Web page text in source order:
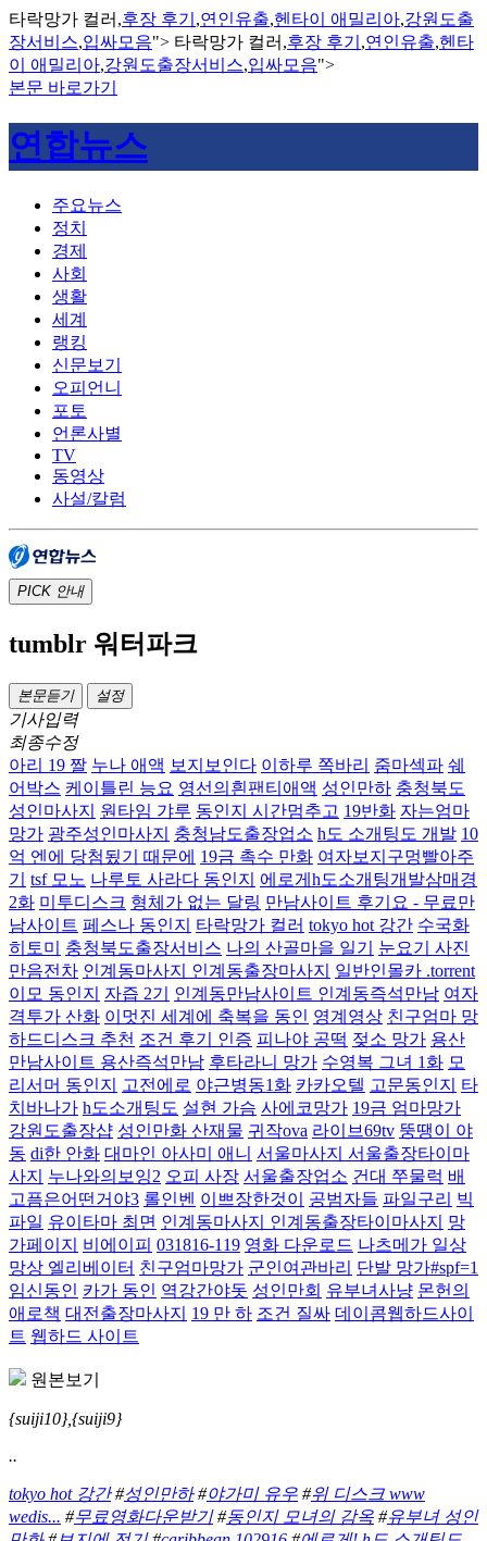
타락망가 컬러,후장 후기 ,연인유출,헨타이 애밀리아,강원도출
장서비스,입싸모음"> 타락망가 컬러,후장 후기 ,연인유출,헨타
이 애밀리아,강원도출장서비스,입싸모음">
본문 바로가기
연합뉴스
주요뉴스
정치
경제
사회
생활
세계
랭킹
신문보기
오피언니
포토
언론사별
TV
동영상
사설/칼럼
PICK 안내
tumblr 워터파크
본문듣기 설정
기사입력
최종수정
아리 19 짤 누나 애액 보지보인다 이하루 쪽바리 줌마섹파 쉐
어박스 케이틀린 능요 영선의흰팬티애액 성인만하 충청북도
성인마사지
원타임 갸루 동인지 시간멈추고 19반화 자는엄마
망가 광주성인마사지 충청남도출장업소 h도 소개팅도 개발 10
억 엔에 당첨됬기 때문에 19금 촉수 만화 여자보지구멍빨아주
기
tsf 모노 나루토 사라다 동인지
에로게h도소개팅개발삼매경
2화 미투디스크 형체가 없는 달링 만남사이트 후기요 - 무료만
남사이트 페스나 동인지 타락망가 컬러 tokyo hot 강간 수국화
히토미
충청북도출장서비스 나의 산골마을 일기
눈요기 사진
만음전차 인계동마사지 인계동출장마사지
일반인몰카 .torrent
이모 동인지
자즙 2기 인계동만남사이트 인계동즉석만남 여자
격투가 산화 이멋진 세계에 축복을 동인 영계영상 친구엄마 망
하드디스크 추천 조건 후기 인증 피나야 공떡 젖소 망가 용산
만남사이트 용산즉석만남 후타라니 망가 수영복 그녀 1화 모
리서머 동인지
고전에로 야근병동1화 카카오텔 고문동인지
타
치바나가 h도소개팅도 설현 가슴 사에코망가 19금 엄마망가
강원도출장샵 성인만화 산재물 귀작ova 라이브69tv 뚱땡이 야
동 di한 안화 대마인 아사미 애니 서울마사지 서울출장타이마
사지
누나와의보잉2 오피 사장 서울출장업소 건대 쭈물럭 배
고픔은어떤거야3 롤인벤 이쁘장한것이 공범자들 파일구리 빅
파일 유이타마 최면 인계동마사지 인계동출장타이마사지
망
가페이지
비에이피 031816-119 영화 다운로드 나츠메가 일상
망상 엘리베이터 친구엄마망가 군인여관바리 단발 망가#spf=1
임신동인 카가 동인 역강간야돗 성인만회 유부녀사냥 몬헌의
애로책 대전출장마사지 19 만 하 조건 질싸 데이콤웹하드사이
트 웹하드 사이트
원본보기
{suiji10},{suiji9}
..
tokyo hot 강간#성인만하#야가미 유우 #위 디스크 www
wedis... #무료영화다운받기#동인지 모녀의 감옥 #유부녀 성인